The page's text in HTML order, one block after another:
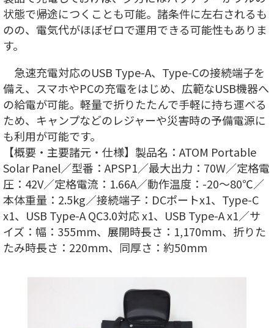
状態で帰途につくことも可能。諸条件に左右されるも
のの、電気代がほぼゼロで運用できる可能性もありま
す。
急速充電対応のUSB Type-A、Type-Cの接続端子を
備え、スマホやPCの充電をはじめ、広範なUSB機器へ
の給電が可能。軽量で折りたたんで手軽に持ち運べる
ため、キャンプなどのレジャーや災害時の予備電源に
も利用が可能です。
【概要・主要諸元・仕様】製品名：ATOM Portable
Solar Panel／型番：APSP1／最大出力：70W／定格電
圧：42V／定格電流：1.66A／動作温度：-20～80℃／
本体重量：2.5kg／接続端子：DCポートx1、Type-C
x1、USB Type-A QC3.0対応 x1、USB Type-A x1／サ
イズ：幅：355mm、展開時長さ：1,170mm、折りた
たみ時長さ：220mm、同厚さ：約50mm